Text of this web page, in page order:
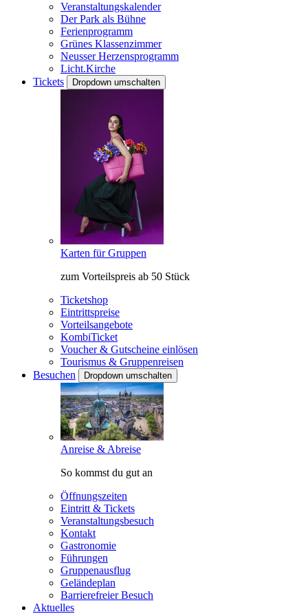
Veranstaltungskalender
Der Park als Bühne
Ferienprogramm
Grünes Klassenzimmer
Neusser Herzensprogramm
Licht.Kirche
Tickets
Dropdown umschalten
Karten für Gruppen
zum Vorteilspreis ab 50 Stück
Ticketshop
Eintrittspreise
Vorteilsangebote
KombiTicket
Voucher & Gutscheine einlösen
Tourismus & Gruppenreisen
Besuchen
Dropdown umschalten
Anreise & Abreise
So kommst du gut an
Öffnungszeiten
Eintritt & Tickets
Veranstaltungsbesuch
Kontakt
Gastronomie
Führungen
Gruppenausflug
Geländeplan
Barrierefreier Besuch
Aktuelles